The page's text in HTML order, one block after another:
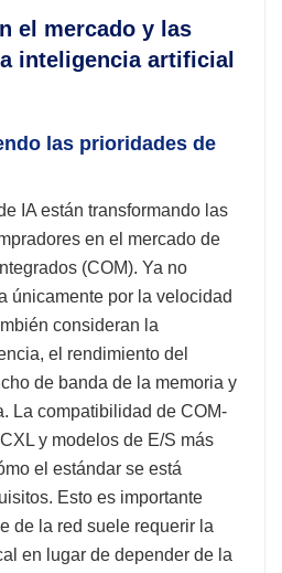
el mercado y las
inteligencia artificial
las prioridades de
IA están transformando las
en el mercado de
(COM). Ya no
únicamente por la velocidad
consideran la
el rendimiento del
de banda de la memoria y
La compatibilidad de COM-
y modelos de E/S más
el estándar se está
Esto es importante
de la red suele requerir la
en lugar de depender de la